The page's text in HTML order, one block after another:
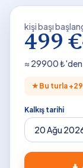
kişi başı
499 €
≈ 29900₺'den
★ Bu turla +
Kalkış tarihi